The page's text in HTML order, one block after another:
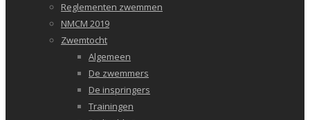
Reglementen zwemmen
NMCM 2019
Zwemtocht
Algemeen
De zwemmers
De inspringers
Trainingen